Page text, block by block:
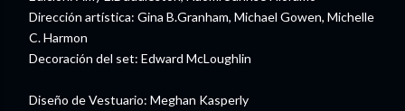
Dirección artística: Gina B.Granham, Michael Gowen, Michelle
C. Harmon
Decoración del set: Edward McLoughlin
Diseño de Vestuario: Meghan Kasperly